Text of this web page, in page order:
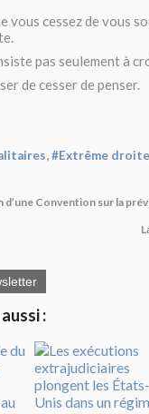
vous cessez de vous
pas seulement à
de cesser de penser.
,#Extrême droite
d’une Convention sur la
: